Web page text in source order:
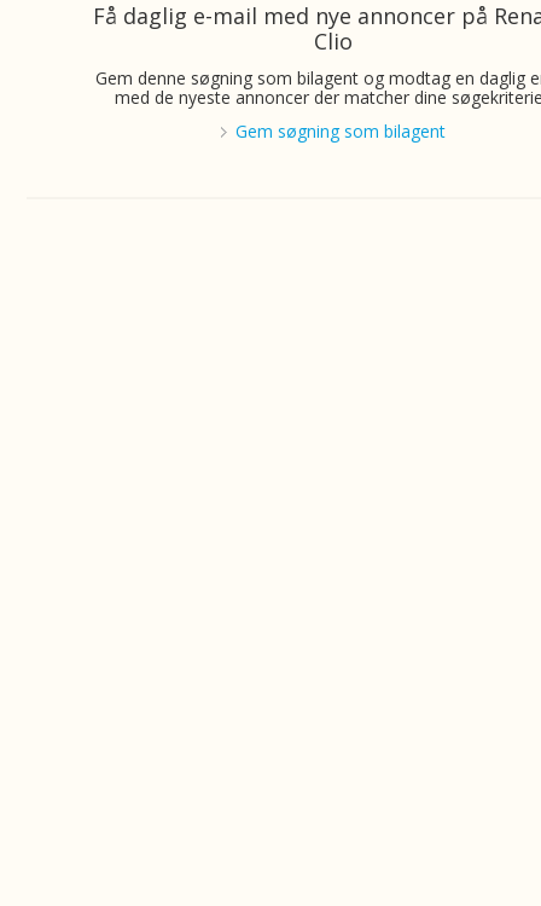
Få daglig e-mail med nye annoncer på
Clio
Gem denne søgning som bilagent og modtag en daglig
med de nyeste annoncer der matcher dine
Gem søgning som bilagent